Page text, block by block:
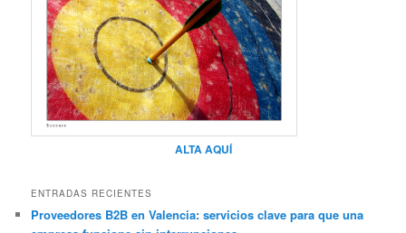
ALTA AQUÍ
ENTRADAS RECIENTES
Proveedores B2B en Valencia: servicios clave para que una